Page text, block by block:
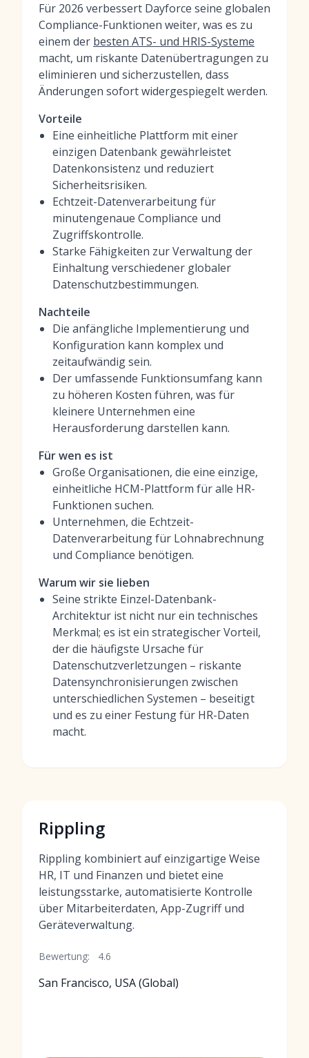
Für 2026 verbessert Dayforce seine globalen
Compliance-Funktionen weiter, was es zu
einem der besten ATS- und HRIS-Systeme
macht, um riskante Datenübertragungen zu
eliminieren und sicherzustellen, dass
Änderungen sofort widergespiegelt werden.
Vorteile
Eine einheitliche Plattform mit einer
einzigen Datenbank gewährleistet
Datenkonsistenz und reduziert
Sicherheitsrisiken.
Echtzeit-Datenverarbeitung für
minutengenaue Compliance und
Zugriffskontrolle.
Starke Fähigkeiten zur Verwaltung der
Einhaltung verschiedener globaler
Datenschutzbestimmungen.
Nachteile
Die anfängliche Implementierung und
Konfiguration kann komplex und
zeitaufwändig sein.
Der umfassende Funktionsumfang kann
zu höheren Kosten führen, was für
kleinere Unternehmen eine
Herausforderung darstellen kann.
Für wen es ist
Große Organisationen, die eine einzige,
einheitliche HCM-Plattform für alle HR-
Funktionen suchen.
Unternehmen, die Echtzeit-
Datenverarbeitung für Lohnabrechnung
und Compliance benötigen.
Warum wir sie lieben
Seine strikte Einzel-Datenbank-
Architektur ist nicht nur ein technisches
Merkmal; es ist ein strategischer Vorteil,
der die häufigste Ursache für
Datenschutzverletzungen – riskante
Datensynchronisierungen zwischen
unterschiedlichen Systemen – beseitigt
und es zu einer Festung für HR-Daten
macht.
Rippling
Rippling kombiniert auf einzigartige Weise
HR, IT und Finanzen und bietet eine
leistungsstarke, automatisierte Kontrolle
über Mitarbeiterdaten, App-Zugriff und
Geräteverwaltung.
Bewertung: 4.6
San Francisco, USA (Global)